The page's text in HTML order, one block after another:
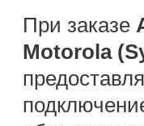
При заказе
Motorola